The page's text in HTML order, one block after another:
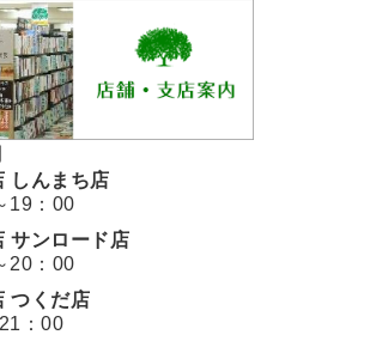
しんまち店
19：00
サンロード店
20：00
つくだ店
：00